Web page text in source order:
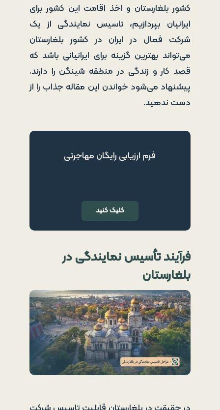
کشور بلغارستان و اخذ اقامت این کشور برای
ایرانیان بپردازیم، تاسیس نمایندگی از یک
شرکت فعال در ایران در کشور بلغارستان
می‌تواند بهترین گزینه برای ایرانیانی باشد که
قصد کار و زندگی در منطقه شینگن را دارند.
پیشنهاد می‌شود خواندن این مقاله جذاب را از
دست ندهید.
فرم ارزیابی رایگان مهاجرتی
کلیک کنید
فرآیند تأسیسنمایندگی در
بلغارستان